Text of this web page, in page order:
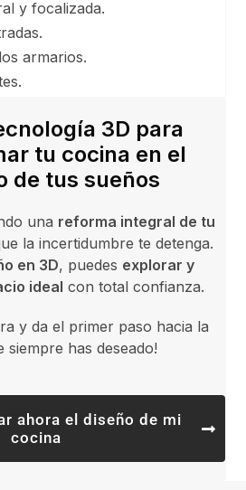
y focalizada.
armarios.
3D para
tu cocina en el
de tus sueños
una reforma integral de tu
la incertidumbre te detenga.
en 3D, puedes explorar y
ideal con total confianza.
y da el primer paso hacia la
siempre has deseado!
ahora el diseño de mi
cocina